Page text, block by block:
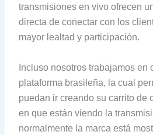
transmisiones en vivo ofrecen
directa de conectar con los
mayor lealtad y participación.
Incluso nosotros trabajamos en
plataforma brasileña, la cual
puedan ir creando su carrito de
en que están viendo la
normalmente la marca está